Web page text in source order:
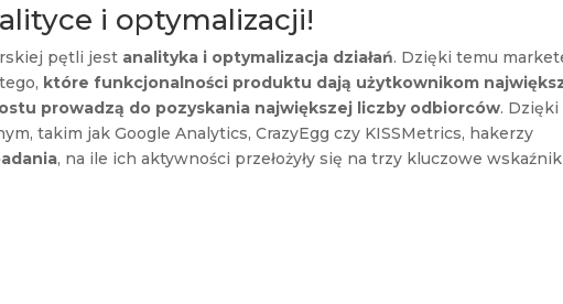
i optymalizacji!
pętli jest analityka i optymalizacja działań. Dzięki temu
które funkcjonalności produktu dają użytkownikom
prowadzą do pozyskania największej liczby odbiorców. Dzięki
takim jak Google Analytics, CrazyEgg czy KISSMetrics, hakerzy
, na ile ich aktywności przełożyły się na trzy kluczowe